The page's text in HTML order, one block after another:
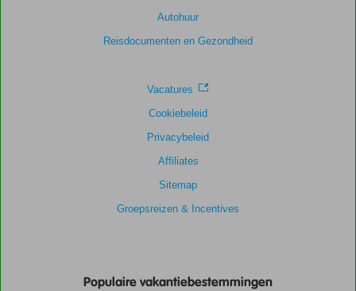
Autohuur
Reisdocumenten en Gezondheid
Vacatures
Cookiebeleid
Privacybeleid
Affiliates
Sitemap
Groepsreizen & Incentives
Populaire vakantiebestemmingen